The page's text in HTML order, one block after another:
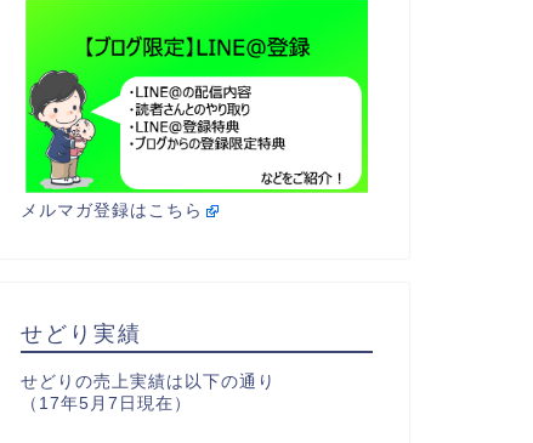
メルマガ登録はこちら
せどり実績
せどりの売上実績は以下の通り
（17年5月7日現在）